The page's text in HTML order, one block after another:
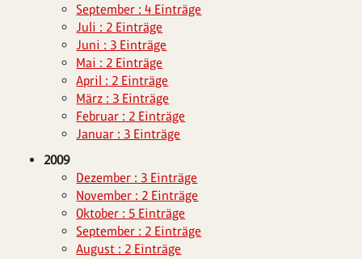
September : 4 Einträge
Juli : 2 Einträge
Juni : 3 Einträge
Mai : 2 Einträge
April : 2 Einträge
März : 3 Einträge
Februar : 2 Einträge
Januar : 3 Einträge
2009
Dezember : 3 Einträge
November : 2 Einträge
Oktober : 5 Einträge
September : 2 Einträge
August : 2 Einträge